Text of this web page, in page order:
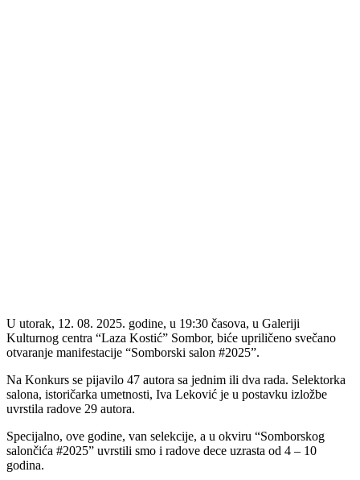
U utorak, 12. 08. 2025. godine, u 19:30 časova, u Galeriji
Kulturnog centra “Laza Kostić” Sombor, biće upriličeno svečano
otvaranje manifestacije “Somborski salon #2025”.
Na Konkurs se pijavilo 47 autora sa jednim ili dva rada. Selektorka
salona, istoričarka umetnosti, Iva Leković je u postavku izložbe
uvrstila radove 29 autora.
Specijalno, ove godine, van selekcije, a u okviru “Somborskog
salončića #2025” uvrstili smo i radove dece uzrasta od 4 – 10
godina.